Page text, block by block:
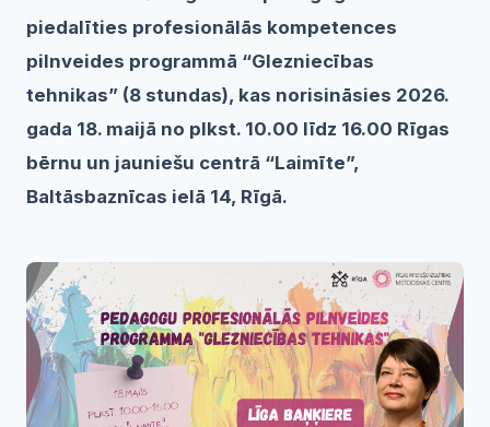
piedalīties profesionālās kompetences
pilnveides programmā “Glezniecības
tehnikas” (8 stundas), kas norisināsies 2026.
gada 18. maijā no plkst. 10.00 līdz 16.00 Rīgas
bērnu un jauniešu centrā “Laimīte”,
Baltāsbaznīcas ielā 14, Rīgā.